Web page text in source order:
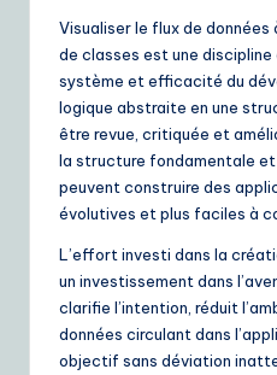
Visualiser le flux de
de classes est une
système et efficacité du
logique abstraite en une
être revue, critiquée et
la structure fondamentale et
peuvent construire des
évolutives et plus faciles à
L’effort investi dans la
un investissement dans
clarifie l’intention, réduit
données circulant dans
objectif sans déviation